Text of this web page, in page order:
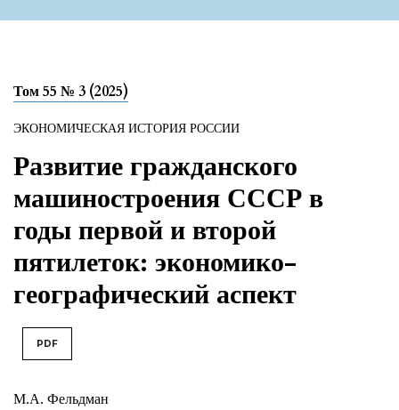
Том 55 № 3 (2025)
ЭКОНОМИЧЕСКАЯ ИСТОРИЯ РОССИИ
Развитие гражданского
машиностроения СССР в
годы первой и второй
пятилеток: экономико-
географический аспект
PDF
М.А. Фельдман